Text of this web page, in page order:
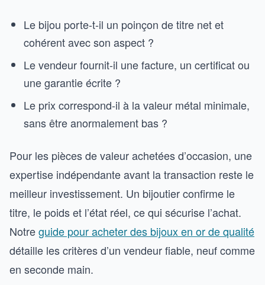
Le bijou porte-t-il un poinçon de titre net et
cohérent avec son aspect ?
Le vendeur fournit-il une facture, un certificat ou
une garantie écrite ?
Le prix correspond-il à la valeur métal minimale,
sans être anormalement bas ?
Pour les pièces de valeur achetées d’occasion, une
expertise indépendante avant la transaction reste le
meilleur investissement. Un bijoutier confirme le
titre, le poids et l’état réel, ce qui sécurise l’achat.
Notreguide pour acheter des bijoux en or de qualité
détaille les critères d’un vendeur fiable, neuf comme
en seconde main.